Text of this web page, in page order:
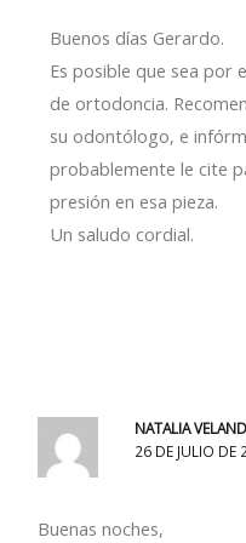
Buenos días Gerardo.
Es posible que sea por
de ortodoncia.
su odontólogo, e
probablemente le cite
presión en esa pieza.
Un saludo cordial.
NATALIA
26 DE JULIO DE
Buenas noches,